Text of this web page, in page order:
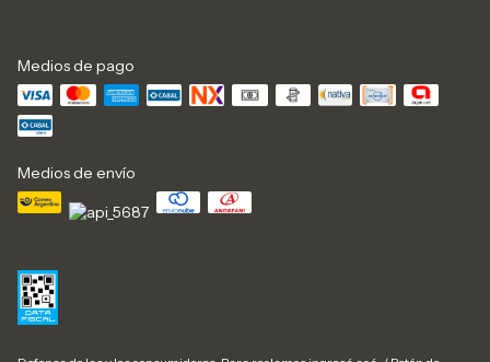
Medios de pago
Medios de envío